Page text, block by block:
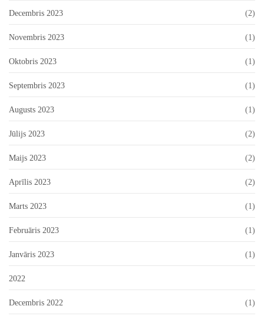
Decembris 2023 (2)
Novembris 2023 (1)
Oktobris 2023 (1)
Septembris 2023 (1)
Augusts 2023 (1)
Jūlijs 2023 (2)
Maijs 2023 (2)
Aprīlis 2023 (2)
Marts 2023 (1)
Februāris 2023 (1)
Janvāris 2023 (1)
2022
Decembris 2022 (1)